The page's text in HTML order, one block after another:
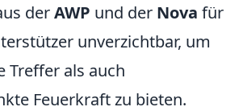
derAWP und der Nova für
unverzichtbar, um
Treffer als auch
Feuerkraft zu bieten.